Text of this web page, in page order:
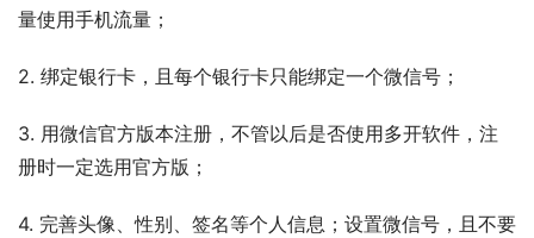
量使用手机流量；
2. 绑定银行卡，且每个银行卡只能绑定一个微信号；
3. 用微信官方版本注册，不管以后是否使用多开软件，注
册时一定选用官方版；
4. 完善头像、性别、签名等个人信息；设置微信号，且不要